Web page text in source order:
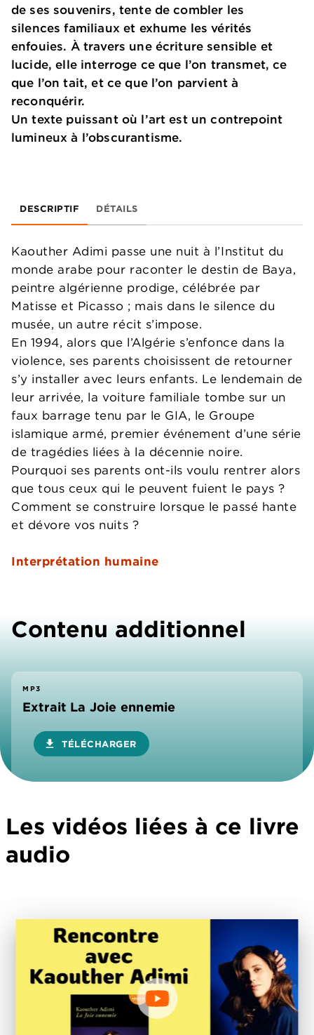
de ses souvenirs, tente de combler les
silences familiaux et exhume les vérités
enfouies. À travers une écriture sensible et
lucide, elle interroge ce que l’on transmet, ce
que l’on tait, et ce que l’on parvient à
reconquérir.
Un texte puissant où l’art est un contrepoint
lumineux à l’obscurantisme.
DESCRIPTIF DÉTAILS
Kaouther Adimi passe une nuit à l’Institut du
monde arabe pour raconter le destin de Baya,
peintre algérienne prodige, célébrée par
Matisse et Picasso ; mais dans le silence du
musée, un autre récit s’impose.
En 1994, alors que l’Algérie s’enfonce dans la
violence, ses parents choisissent de retourner
s’y installer avec leurs enfants. Le lendemain de
leur arrivée, la voiture familiale tombe sur un
faux barrage tenu par le GIA, le Groupe
islamique armé, premier événement d’une série
de tragédies liées à la décennie noire.
Pourquoi ses parents ont-ils voulu rentrer alors
que tous ceux qui le peuvent fuient le pays ?
Comment se construire lorsque le passé hante
et dévore vos nuits ?
Interprétation humaine
Contenu additionnel
MP3
Extrait La Joie ennemie
download TÉLÉCHARGER
Les vidéos liées à ce livre
audio